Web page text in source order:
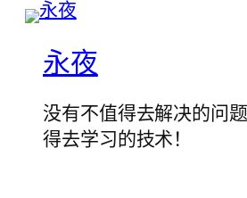
永夜
没有不值得去解决的问
得去学习的技术！